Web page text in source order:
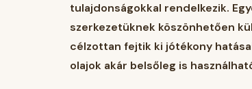
tulajdonságokkal rendelkezik.
szerkezetüknek köszönhetően
célzottan fejtik ki jótékony
olajok akár belsőleg is